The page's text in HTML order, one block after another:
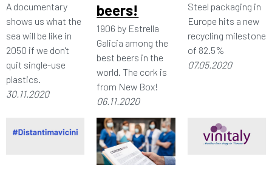
A documentary
shows us what the
sea will be like in
2050 if we don't
quit single-use
plastics.
30.11.2020
beers!
1906 by Estrella
Galicia among the
best beers in the
world. The cork is
from New Box!
06.11.2020
Steel packaging in
Europe hits a new
recycling milestone
of 82.5%
07.05.2020